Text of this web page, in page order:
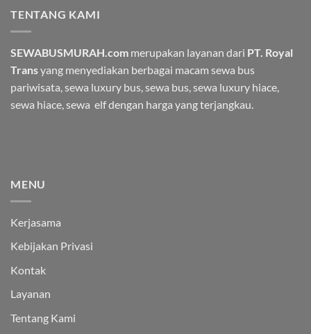
TENTANG KAMI
SEWABUSMURAH.com merupakan layanan dari PT. Royal
Transyang menyediakan berbagai macam sewa bus
pariwisata , sewa luxury bus, sewa bus, sewa luxury hiace,
sewa hiace, sewa elf dengan harga yang terjangkau.
MENU
Kerjasama
Kebijakan Privasi
Kontak
Layanan
Tentang Kami